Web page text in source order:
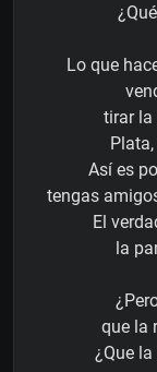
Lo que
tirar la
Así es
tengas
El
la
que la
¿Que